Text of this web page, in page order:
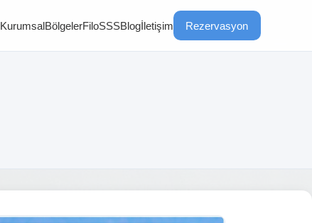
KurumsalBölgelerFiloSSSBlogİletişim Rezervasyon